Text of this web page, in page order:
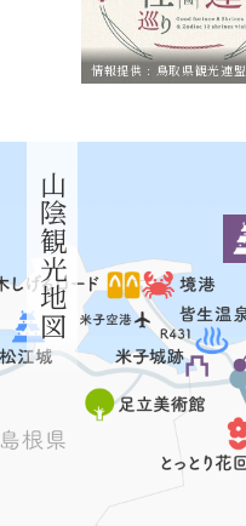
情報提供 : 鳥取県観光連盟
山陰観光地図